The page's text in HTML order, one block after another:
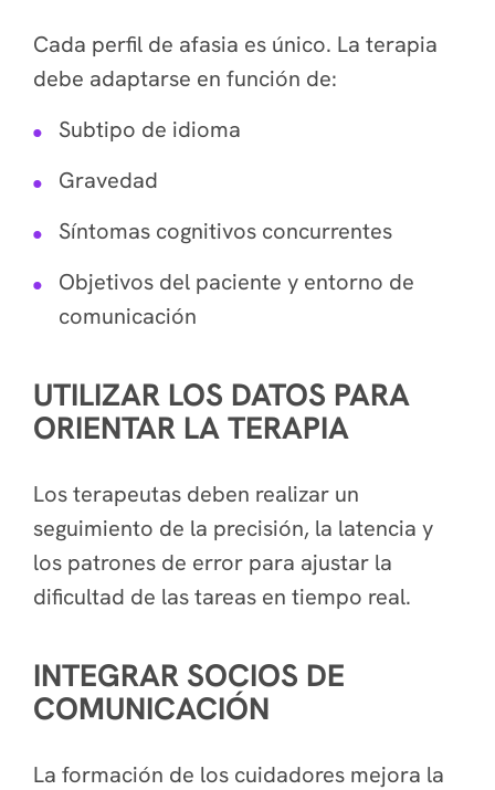
Cada perfil de afasia es único. La terapia
debe adaptarse en función de:
Subtipo de idioma
Gravedad
Síntomas cognitivos concurrentes
Objetivos del paciente y entorno de
comunicación
UTILIZAR LOS DATOS PARA
ORIENTAR LA TERAPIA
Los terapeutas deben realizar un
seguimiento de la precisión, la latencia y
los patrones de error para ajustar la
dificultad de las tareas en tiempo real.
INTEGRAR SOCIOS DE
COMUNICACIÓN
La formación de los cuidadores mejora la